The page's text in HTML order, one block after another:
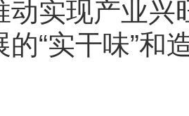
动实现产业兴
“实干味”和